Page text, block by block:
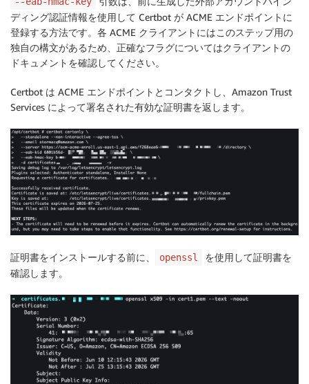
ディング認証情報を使用して Certbot が ACME エンドポイントに
登録する方法です。各 ACME クライアントにはこのステップ用の
独自の構文があるため、正確なフラグについてはクライアントの
ドキュメントを確認してください。
Certbot は ACME エンドポイントとコンタクトし、Amazon Trust
Services によって署名された有効な証明書を返します。
証明書をインストールする前に、 openssl
を使用して証明書を
確認します。